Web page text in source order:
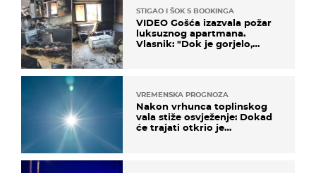
STIGAO I ŠOK S BOOKINGA
VIDEO Gošća izazvala požar
luksuznog apartmana.
Vlasnik: "Dok je gorjelo,
VREMENSKA PROGNOZA
Nakon vrhunca toplinskog
vala stiže osvježenje: Dokad
će trajati otkrio je